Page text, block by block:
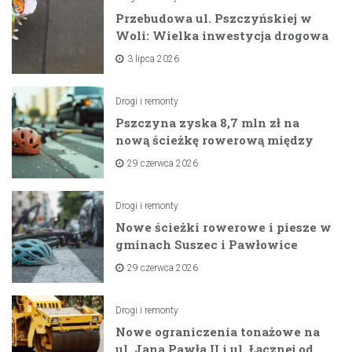
Przebudowa ul. Pszczyńskiej w
Woli: Wielka inwestycja drogowa
na horyzoncie
3 lipca 2026
Drogi i remonty
Pszczyna zyska 8,7 mln zł na
nową ścieżkę rowerową między
zaporami
29 czerwca 2026
Drogi i remonty
Nowe ścieżki rowerowe i piesze w
gminach Suszec i Pawłowice
dzięki unijnemu wsparciu
29 czerwca 2026
Drogi i remonty
Nowe ograniczenia tonażowe na